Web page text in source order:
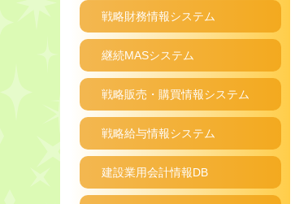
戦略財務情報システム
継続MASシステム
戦略販売・購買情報システム
戦略給与情報システム
建設業用会計情報DB